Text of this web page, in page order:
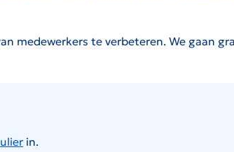
medewerkers te verbeteren. We gaan
in.